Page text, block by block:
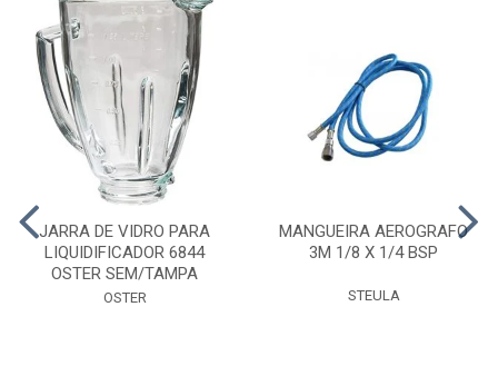
JARRA DE VIDRO PARA
LIQUIDIFICADOR 6844
OSTER SEM/TAMPA
OSTER
MANGUEIRA AEROGRAFO
3M 1/8 X 1/4 BSP
STEULA